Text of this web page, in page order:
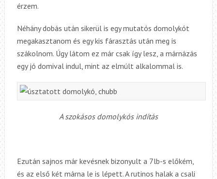
érzem.
Néhány dobás után sikerül is egy mutatós domolykót
megakasztanom és egy kis fárasztás után meg is
szákolnom. Úgy látom ez már csak így lesz, a márnázás
egy jó domival indul, mint az elmúlt alkalommal is.
A szokásos domolykós indítás
Ezután sajnos már kevésnek bizonyult a 7lb-s előkém,
és az első két márna le is lépett. A rutinos halak a csali